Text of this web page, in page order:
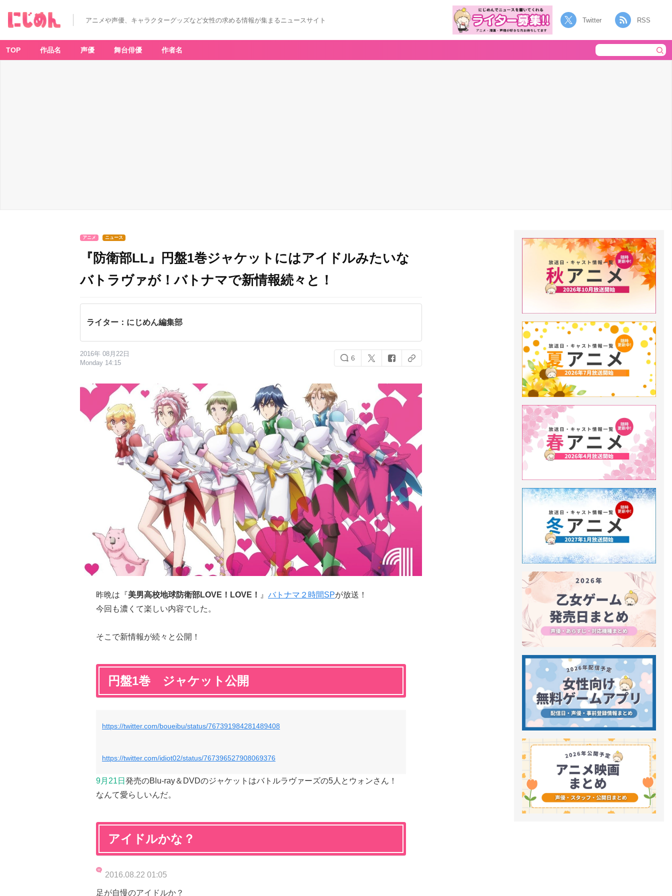
アニメや声優、キャラクターグッズなど女性の求める情報が集まるニュースサイト Twitter RSS
TOP 作品名 声優 舞台俳優 作者名
アニメ ニュース
『防衛部LL』円盤1巻ジャケットにはアイドルみたいな
バトラヴァが！バトナマで新情報続々と！
ライター：にじめん編集部
2016年 08月22日
Monday 14:15
6
昨晩は『美男高校地球防衛部LOVE！LOVE！ 』 バトナマ２時間SPが放送！
今回も濃くて楽しい内容でした。
そこで新情報が続々と公開！
円盤1巻 ジャケット公開
https://twitter.com/boueibu/status/767391984281489408
https://twitter.com/idiot02/status/767396527908069376
9月21日 発売のBlu-ray＆DVDのジャケットはバトルラヴァーズの5人とウォンさん！
なんて愛らしいんだ。
アイドルかな？
2016.08.22 01:05
足が自慢のアイドルか？